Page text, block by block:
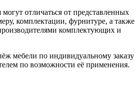
отличаться от представленных
комплектации, фурнитуре, а также
комплектующих и
мебели по индивидуальному заказу
по возможности её применения.